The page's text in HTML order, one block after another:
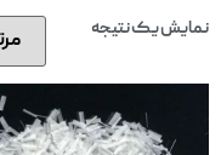
نمایش یک نتیجه